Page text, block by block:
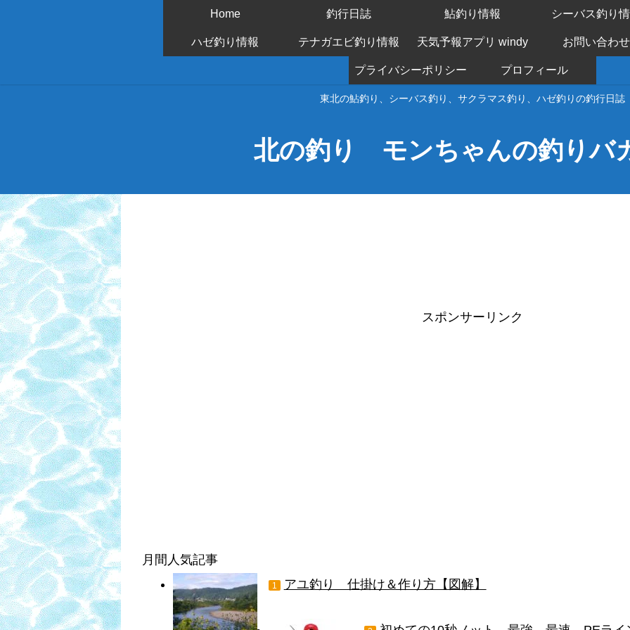
東北の鮎釣り、シーバス釣り、サクラマス釣り、ハゼ釣りの釣行日誌
北の釣り モンちゃんの釣りバ
Home 釣行日誌 鮎釣り情報 シーバス釣り
ハゼ釣り情報 テナガエビ釣り情報 天気予報アプリ windy お問い合わせ
プライバシーポリシー プロフィール
スポンサーリンク
月間人気記事
1 アユ釣り 仕掛け＆作り方【図解】